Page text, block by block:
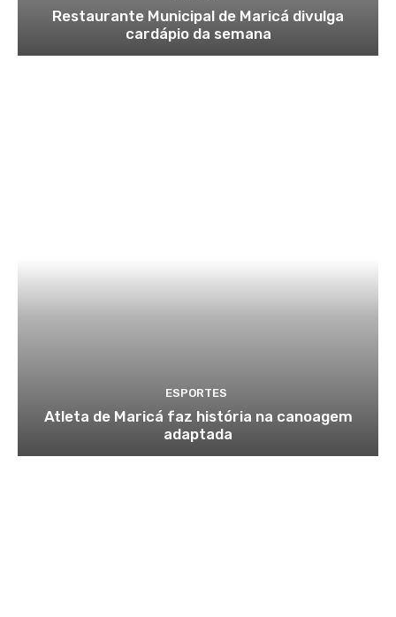
Restaurante Municipal de Maricá divulga
cardápio da semana
ESPORTES
Atleta de Maricá faz história na canoagem
adaptada